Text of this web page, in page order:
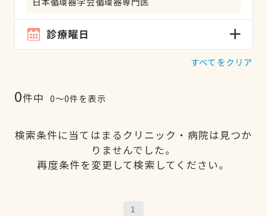
診療曜日
すべてをクリア
0件中 0〜0件を表示
検索条件に当てはまるクリニック・病院は見つか
りませんでした。
再度条件を変更して検索してください。
1